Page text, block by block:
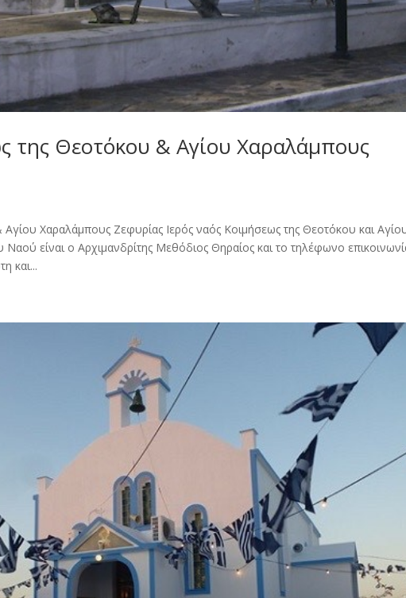
της Θεοτόκου & Αγίου Χαραλάμπους
Χαραλάμπους Ζεφυρίας Ιερός ναός Κοιμήσεως της Θεοτόκου και
είναι ο Αρχιμανδρίτης Μεθόδιος Θηραίος και το τηλέφωνο
και...